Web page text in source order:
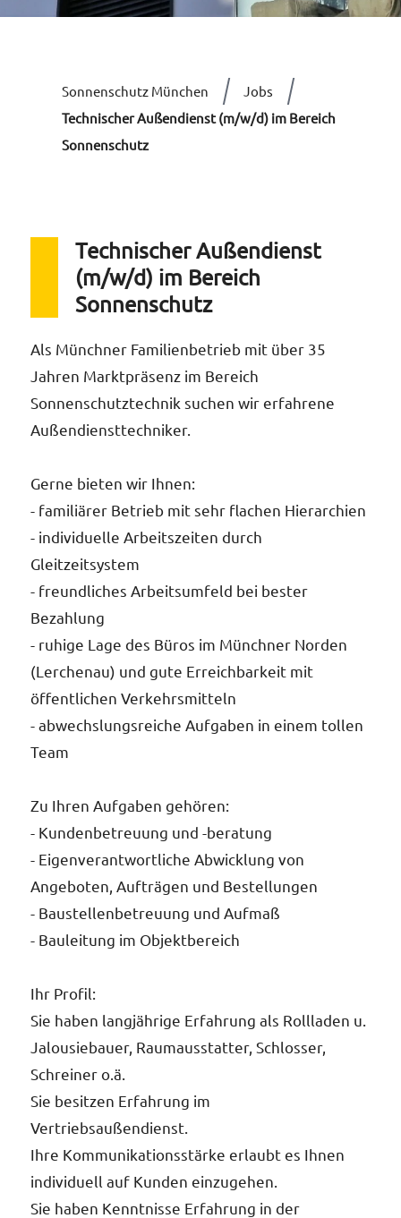
Sonnenschutz München
Jobs
Technischer Außendienst (m/w/d) im Bereich
Sonnenschutz
Technischer Außendienst
(m/w/d) im Bereich
Sonnenschutz
Als Münchner Familienbetrieb mit über 35
Jahren Marktpräsenz im Bereich
Sonnenschutztechnik suchen wir erfahrene
Außendiensttechniker.
Gerne bieten wir Ihnen:
- familiärer Betrieb mit sehr flachen Hierarchien
- individuelle Arbeitszeiten durch
Gleitzeitsystem
- freundliches Arbeitsumfeld bei bester
Bezahlung
- ruhige Lage des Büros im Münchner Norden
(Lerchenau) und gute Erreichbarkeit mit
öffentlichen Verkehrsmitteln
- abwechslungsreiche Aufgaben in einem tollen
Team
Zu Ihren Aufgaben gehören:
- Kundenbetreuung und -beratung
- Eigenverantwortliche Abwicklung von
Angeboten, Aufträgen und Bestellungen
- Baustellenbetreuung und Aufmaß
- Bauleitung im Objektbereich
Ihr Profil:
Sie haben langjährige Erfahrung als Rollladen u.
Jalousiebauer, Raumausstatter, Schlosser,
Schreiner o.ä.
Sie besitzen Erfahrung im
Vertriebsaußendienst.
Ihre Kommunikationsstärke erlaubt es Ihnen
individuell auf Kunden einzugehen.
Sie haben Kenntnisse Erfahrung in der